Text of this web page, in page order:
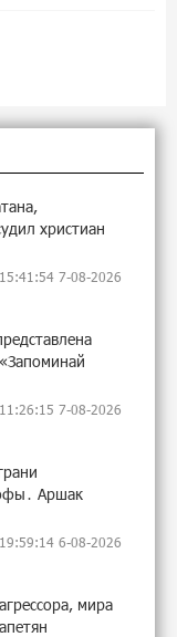
христиан
15:41:54 7-08-2026
11:26:15 7-08-2026
Аршак
19:59:14 6-08-2026
мира